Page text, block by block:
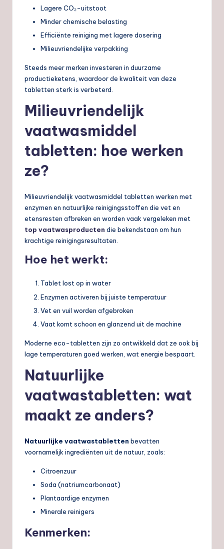
Lagere CO₂-uitstoot
Minder chemische belasting
Efficiënte reiniging met lagere dosering
Milieuvriendelijke verpakking
Steeds meer merken investeren in duurzame
productieketens, waardoor de kwaliteit van deze
tabletten sterk is verbeterd.
Milieuvriendelijk
vaatwasmiddel
tabletten: hoe werken
ze?
Milieuvriendelijk vaatwasmiddel tabletten werken met
enzymen en natuurlijke reinigingsstoffen die vet en
etensresten afbreken en worden vaak vergeleken met
top vaatwasproducten die bekendstaan om hun
krachtige reinigingsresultaten.
Hoe het werkt:
Tablet lost op in water
Enzymen activeren bij juiste temperatuur
Vet en vuil worden afgebroken
Vaat komt schoon en glanzend uit de machine
Moderne eco-tabletten zijn zo ontwikkeld dat ze ook bij
lage temperaturen goed werken, wat energie bespaart.
Natuurlijke
vaatwastabletten: wat
maakt ze anders?
Natuurlijke vaatwastabletten bevatten
voornamelijk ingrediënten uit de natuur, zoals:
Citroenzuur
Soda (natriumcarbonaat)
Plantaardige enzymen
Minerale reinigers
Kenmerken: